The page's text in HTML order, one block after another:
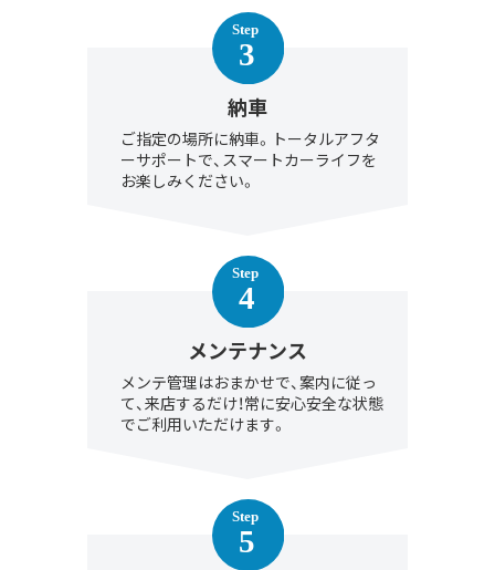
納車
ご指定の場所に納車。トータルアフタ
ーサポートで、スマートカーライフを
お楽しみください。
メンテナンス
メンテ管理はおまかせで、案内に従っ
て、来店するだけ！常に安心安全な状態
でご利用いただけます。